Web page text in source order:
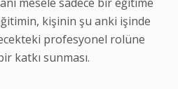
kişinin şu anki işinde
profesyonel rolüne
katkı sunması.